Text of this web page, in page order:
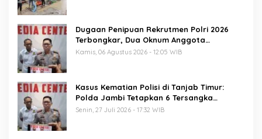
Dugaan Penipuan Rekrutmen Polri 2026
Terbongkar, Dua Oknum Anggota
Diamankan Propam Polda Jambi
Kamis, 06 Agustus 2026 - 12:05 WIB
Kasus Kematian Polisi di Tanjab Timur:
Polda Jambi Tetapkan 6 Tersangka
Termasuk 5 Anggota Polri
Senin, 27 Juli 2026 - 17:32 WIB